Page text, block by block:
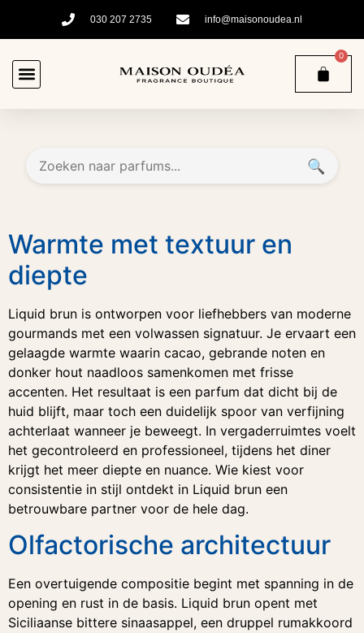
030 207 2735 info@maisonoudea.nl
0
🔍
Warmte met textuur en
diepte
Liquid brun is ontworpen voor liefhebbers van moderne
gourmands met een volwassen signatuur. Je ervaart een
gelaagde warmte waarin cacao, gebrande noten en
donker hout naadloos samenkomen met frisse
accenten. Het resultaat is een parfum dat dicht bij de
huid blijft, maar toch een duidelijk spoor van verfijning
achterlaat wanneer je beweegt. In vergaderruimtes voelt
het gecontroleerd en professioneel, tijdens het diner
krijgt het meer diepte en nuance. Wie kiest voor
consistentie in stijl ontdekt in Liquid brun een
betrouwbare partner voor de hele dag.
Olfactorische architectuur
Een overtuigende compositie begint met spanning in de
opening en rust in de basis. Liquid brun opent met
Siciliaanse bittere sinaasappel, een druppel rumakkoord